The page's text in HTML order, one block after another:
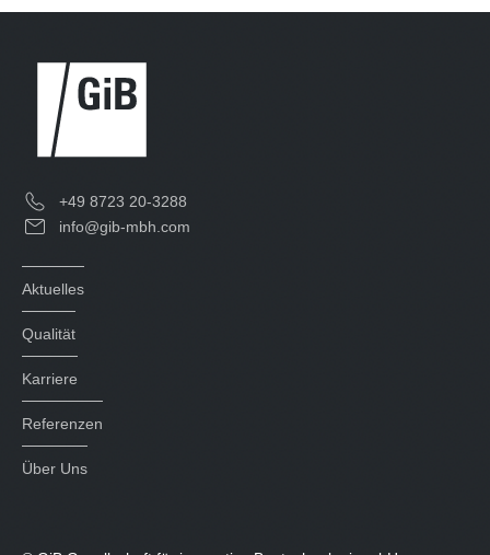
+49 8723 20-3288
info@gib-mbh.com
Aktuelles
Qualität
Karriere
Referenzen
Über Uns